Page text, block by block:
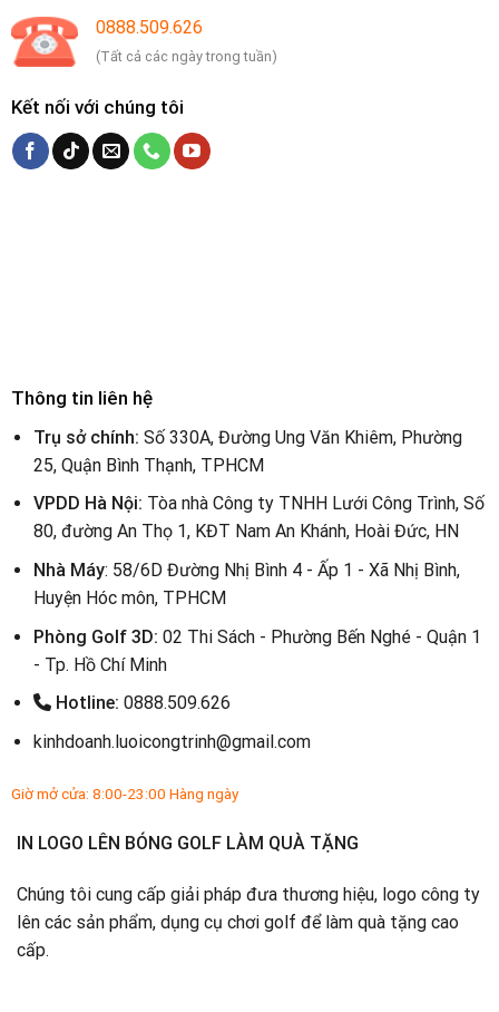
0888.509.626
(Tất cả các ngày trong tuần)
Kết nối với chúng tôi
Thông tin liên hệ
Trụ sở chính: Số 330A, Đường Ung Văn Khiêm, Phường
25, Quận Bình Thạnh, TPHCM
VPDD Hà Nội: Tòa nhà Công ty TNHH Lưới Công Trình, Số
80, đường An Thọ 1, KĐT Nam An Khánh, Hoài Đức, HN
Nhà Máy: 58/6D Đường Nhị Bình 4 - Ấp 1 - Xã Nhị Bình,
Huyện Hóc môn, TPHCM
Phòng Golf 3D:02 Thi Sách - Phường Bến Nghé - Quận 1
- Tp. Hồ Chí Minh
Hotline: 0888.509.626
kinhdoanh.luoicongtrinh@gmail.com
Giờ mở cửa: 8:00-23:00 Hàng ngày
IN LOGO LÊN BÓNG GOLF LÀM QUÀ TẶNG
Chúng tôi cung cấp giải pháp đưa thương hiệu, logo công ty
lên các sản phẩm, dụng cụ chơi golf để làm quà tặng cao
cấp.